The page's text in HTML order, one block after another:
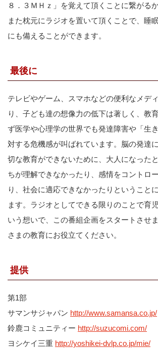
８．３ＭＨｚ」を覚えて頂くことに繋がるか
また枕元にラジオを置いて頂くことで、睡
にも備えることができます。
最後に
テレビやゲーム、スマホなどの便利なメデ
り、子ども達の想像力の低下は著しく、教
ず医学や心理学の世界でも発達障害や「生
対する危機感が叫ばれています。脳の発達
切な教育ができないために、大人になった
ちが理解できなかったり、感情をコントロ
り、社会に適応できなかったりということ
ます。ラジオとしてできる限りのことで育
いう想いで、この番組企画をスタートさせ
さまの教育にお役立てください。
提供
第1部
サマンサジャパン http://www.samansa.co.jp/
鈴鹿コミュニティー http://suzucomi.com/
ヨシケイ三重 http://yoshikei-dvlp.co.jp/mie/